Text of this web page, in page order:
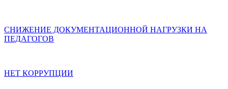
СНИЖЕНИЕ ДОКУМЕНТАЦИОННОЙ НАГРУЗКИ НА
ПЕДАГОГОВ
НЕТ КОРРУПЦИИ